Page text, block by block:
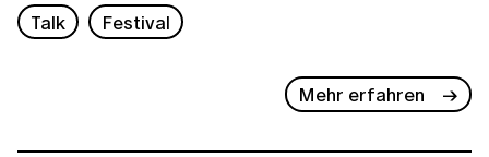
Talk Festival
Mehr erfahren